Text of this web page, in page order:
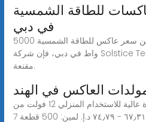
عاكسات للطاقة الشمسية
في دبي
الأهم من ذلك، إذا كنت تبحث عن سعر عاكس للطاقة الشمسية 5000
واط في دبي، فإن شركة Solstice Technologies تقدم خيارات
مقنعة.
العاكس في الهند
أحدث تصميم لعام 2021 بجودة عالية للاستخدام المنزلي 12 فولت من
المصنع والمصدر من الهند ‏٦٧٫٣١ - ‏٧٤٫٧٩ د.إ.‏ لمين: 500 قطعة 7